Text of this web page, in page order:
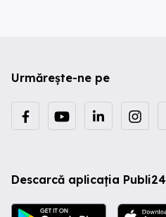
Urmărește-ne pe
Descarcă aplicația Publi24